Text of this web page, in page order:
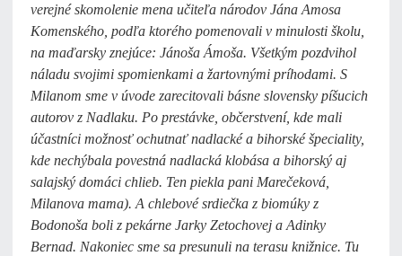
verejné skomolenie mena učiteľa národov Jána Amosa
Komenského, podľa ktorého pomenovali v minulosti školu,
na maďarsky znejúce: Jánoša Ámoša. Všetkým pozdvihol
náladu svojimi spomienkami a žartovnými príhodami. S
Milanom sme v úvode zarecitovali básne slovensky píšucich
autorov z Nadlaku. Po prestávke, občerstvení, kde mali
účastníci možnosť ochutnať nadlacké a bihorské špeciality,
kde nechýbala povestná nadlacká klobása a bihorský aj
salajský domáci chlieb. Ten piekla pani Marečeková,
Milanova mama). A chlebové srdiečka z biomúky z
Bodonoša boli z pekárne Jarky Zetochovej a Adinky
Bernad. Nakoniec sme sa presunuli na terasu knižnice. Tu